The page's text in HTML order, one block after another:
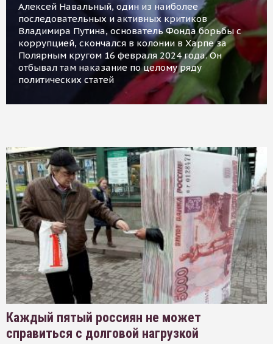
Алексей Навальный, один из наиболее
последовательных и активных критиков
Владимира Путина, основатель Фонда борьбы с
коррупцией, скончался в колонии в Харпе за
Полярным кругом 16 февраля 2024 года. Он
отбывал там наказание по целому ряду
политических статей
Каждый пятый россиян не может
справиться с долговой нагрузкой